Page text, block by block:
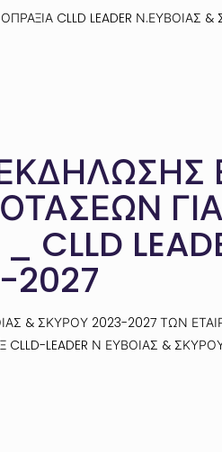
CLLD LEADER Ν.ΕΥΒΟΙΑΣ
2027
& ΣΚΥΡΟΥ 2023-2027 ΤΩΝ
Ξ CLLD-LEADER Ν ΕΥΒΟΙΑΣ &